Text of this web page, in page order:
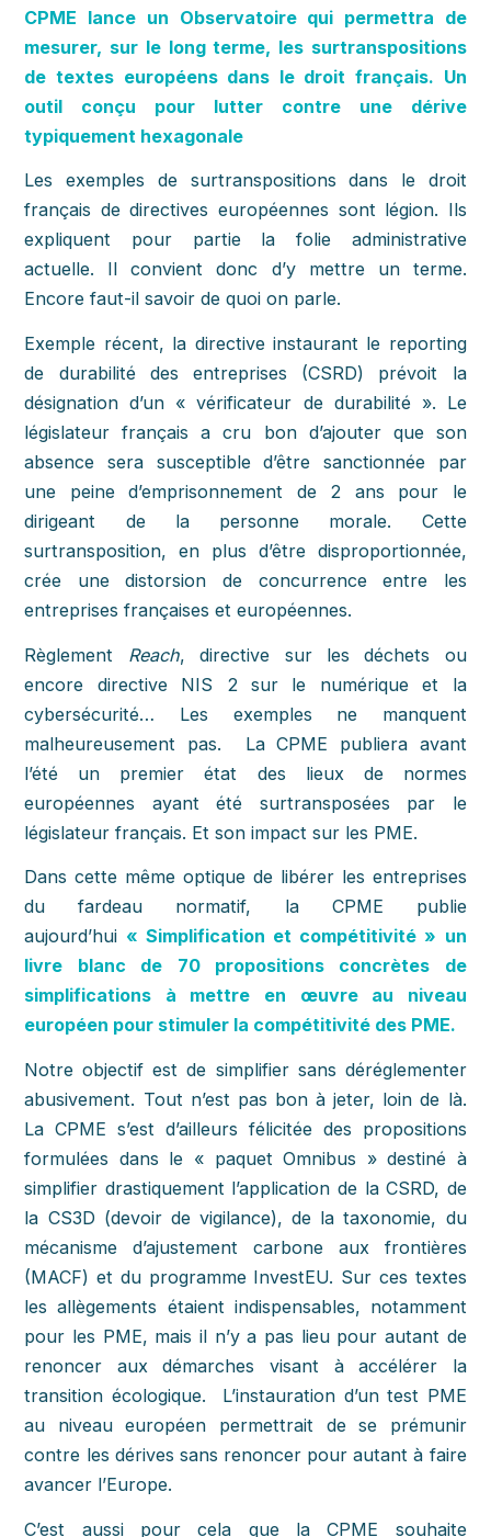
CPME lance un Observatoire qui permettra de
mesurer, sur le long terme, les surtranspositions
de textes européens dans le droit français. Un
outil conçu pour lutter contre une dérive
typiquement hexagonale
Les exemples de surtranspositions dans le droit
français de directives européennes sont légion. Ils
expliquent pour partie la folie administrative
actuelle. Il convient donc d’y mettre un terme.
Encore faut-il savoir de quoi on parle.
Exemple récent, la directive instaurant le reporting
de durabilité des entreprises (CSRD) prévoit la
désignation d’un « vérificateur de durabilité ». Le
législateur français a cru bon d’ajouter que son
absence sera susceptible d’être sanctionnée par
une peine d’emprisonnement de 2 ans pour le
dirigeant de la personne morale. Cette
surtransposition, en plus d’être disproportionnée,
crée une distorsion de concurrence entre les
entreprises françaises et européennes.
Règlement Reach, directive sur les déchets ou
encore directive NIS 2 sur le numérique et la
cybersécurité… Les exemples ne manquent
malheureusement pas. La CPME publiera avant
l’été un premier état des lieux de normes
européennes ayant été surtransposées par le
législateur français. Et son impact sur les PME.
Dans cette même optique de libérer les entreprises
du fardeau normatif, la CPME publie
aujourd’hui « Simplification et compétitivité » un
livre blanc de 70 propositions concrètes de
simplifications à mettre en œuvre au niveau
européen pour stimuler la compétitivité des PME.
Notre objectif est de simplifier sans déréglementer
abusivement. Tout n’est pas bon à jeter, loin de là.
La CPME s’est d’ailleurs félicitée des propositions
formulées dans le « paquet Omnibus » destiné à
simplifier drastiquement l’application de la CSRD, de
la CS3D (devoir de vigilance), de la taxonomie, du
mécanisme d’ajustement carbone aux frontières
(MACF) et du programme InvestEU. Sur ces textes
les allègements étaient indispensables, notamment
pour les PME, mais il n’y a pas lieu pour autant de
renoncer aux démarches visant à accélérer la
transition écologique. L’instauration d’un test PME
au niveau européen permettrait de se prémunir
contre les dérives sans renoncer pour autant à faire
avancer l’Europe.
C’est aussi pour cela que la CPME souhaite